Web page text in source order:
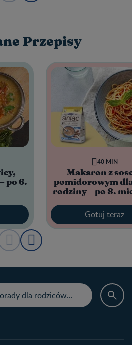
Przepisy
po 6.
Makaron z
pomidorowym dla
rodziny – po 8.
40 MIN
Gotuj teraz